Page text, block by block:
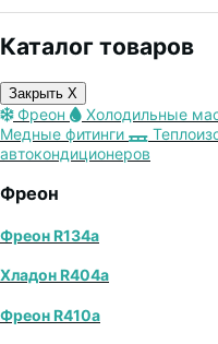
Каталог товаров
Закрыть X
Фреон Холодильные
Медные фитинги
автокондиционеров
Фреон
Фреон R134a
Хладон R404a
Фреон R410a